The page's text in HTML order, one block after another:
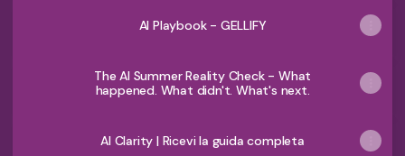
AI Playbook - GELLIFY
The AI Summer Reality Check - What
happened. What didn't. What's next.
AI Clarity | Ricevi la guida completa